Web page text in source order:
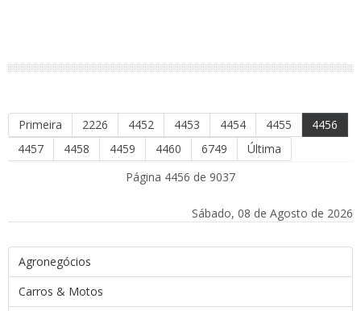
Primeira 2226 4452 4453 4454 4455
4456
4457
4458 4459 4460 6749
Última
Página 4456 de 9037
Sábado, 08 de Agosto de 2026
Agronegócios
Carros & Motos